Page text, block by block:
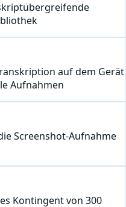
auf dem Gerät
Aufnahmen
Screenshot-Aufnahme
Kontingent von 300